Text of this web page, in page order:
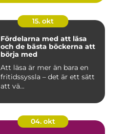
15. okt
Fördelarna med att läsa
och de bästa böckerna att
börja med
Att läsa är mer än bara en
fritidssyssla – det är ett sätt
att vä...
04. okt